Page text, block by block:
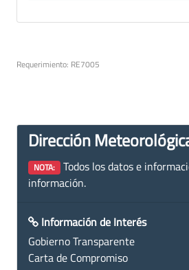
Requerimiento: RE7005
Dirección
NOTA: Todos los datos e
información.
Información de Interés
Gobierno Transparente
Carta de Compromiso